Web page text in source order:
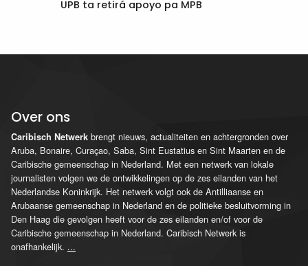
UPB ta retirá apoyo pa MPB
Over ons
Caribisch Netwerk brengt nieuws, actualiteiten en achtergronden over
Aruba, Bonaire, Curaçao, Saba, Sint Eustatius en Sint Maarten en de
Caribische gemeenschap in Nederland. Met een netwerk van lokale
journalisten volgen we de ontwikkelingen op de zes eilanden van het
Nederlandse Koninkrijk. Het netwerk volgt ook de Antilliaanse en
Arubaanse gemeenschap in Nederland en de politieke besluitvorming in
Den Haag die gevolgen heeft voor de zes eilanden en/of voor de
Caribische gemeenschap in Nederland. Caribisch Netwerk is
onafhankelijk. ...